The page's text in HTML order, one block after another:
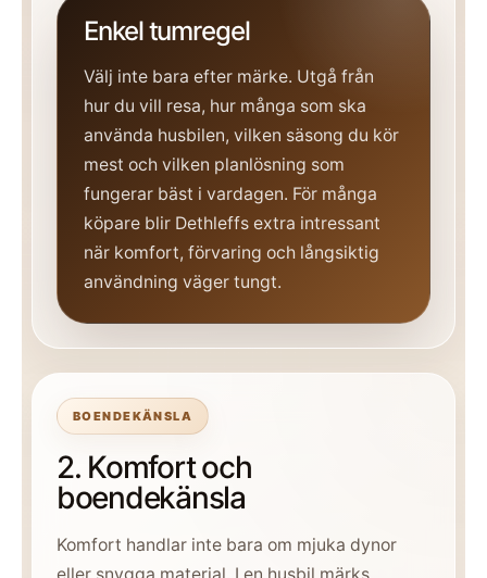
Enkel tumregel
Välj inte bara efter märke. Utgå från
hur du vill resa, hur många som ska
använda husbilen, vilken säsong du kör
mest och vilken planlösning som
fungerar bäst i vardagen. För många
köpare blir Dethleffs extra intressant
när komfort, förvaring och långsiktig
användning väger tungt.
BOENDEKÄNSLA
2. Komfort och
boendekänsla
Komfort handlar inte bara om mjuka dynor